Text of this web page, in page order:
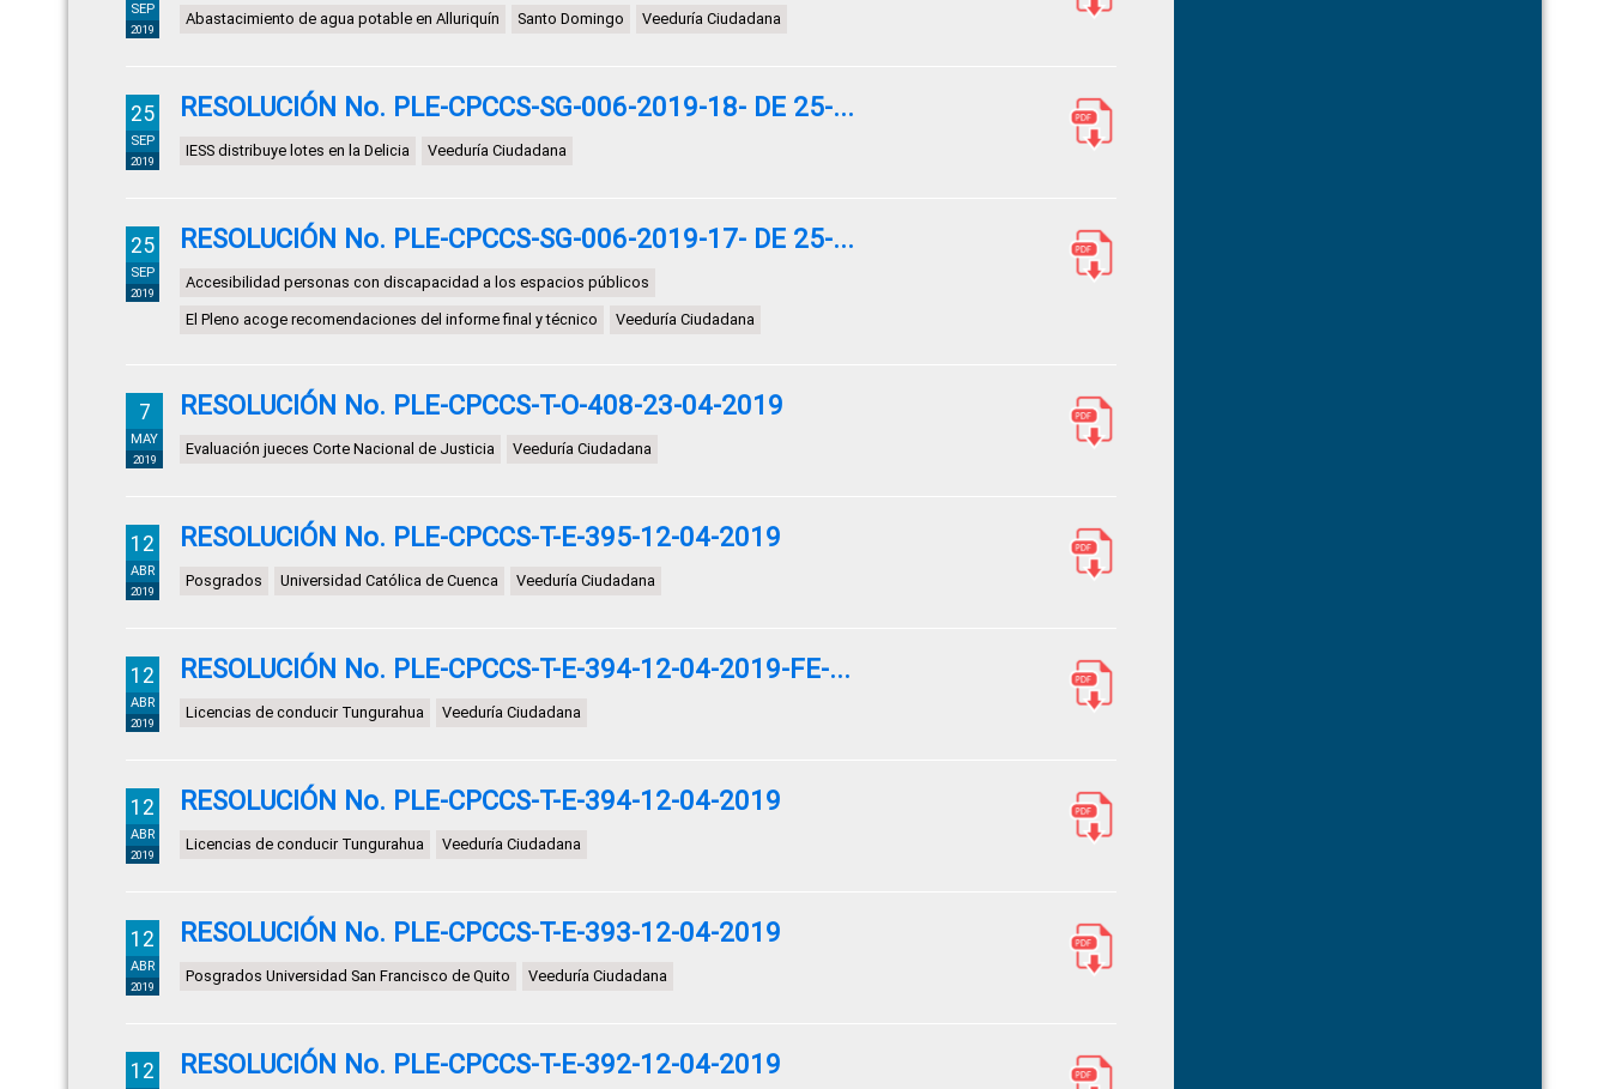
SEP
2019
Abastacimiento de agua potable en Alluriquín Santo Domingo Veeduría Ciudadana
25
SEP
2019
RESOLUCIÓN No. PLE-CPCCS-SG-006-2019-18- DE 25-...
IESS distribuye lotes en la Delicia Veeduría Ciudadana
25
SEP
2019
RESOLUCIÓN No. PLE-CPCCS-SG-006-2019-17- DE 25-...
Accesibilidad personas con discapacidad a los espacios públicos
El Pleno acoge recomendaciones del informe final y técnico Veeduría Ciudadana
7
MAY
2019
RESOLUCIÓN No. PLE-CPCCS-T-O-408-23-04-2019
Evaluación jueces Corte Nacional de Justicia Veeduría Ciudadana
12
ABR
2019
RESOLUCIÓN No. PLE-CPCCS-T-E-395-12-04-2019
Posgrados Universidad Católica de Cuenca Veeduría Ciudadana
12
ABR
2019
RESOLUCIÓN No. PLE-CPCCS-T-E-394-12-04-2019-FE-...
Licencias de conducir Tungurahua Veeduría Ciudadana
12
ABR
2019
RESOLUCIÓN No. PLE-CPCCS-T-E-394-12-04-2019
Licencias de conducir Tungurahua Veeduría Ciudadana
12
ABR
2019
RESOLUCIÓN No. PLE-CPCCS-T-E-393-12-04-2019
Posgrados Universidad San Francisco de Quito Veeduría Ciudadana
12 RESOLUCIÓN No. PLE-CPCCS-T-E-392-12-04-2019